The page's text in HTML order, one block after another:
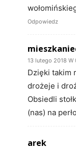
Odpowiedz
13 lutego 2018 W
Dzięki takim
drożeje i
Obsiedli
(nas) na
arek